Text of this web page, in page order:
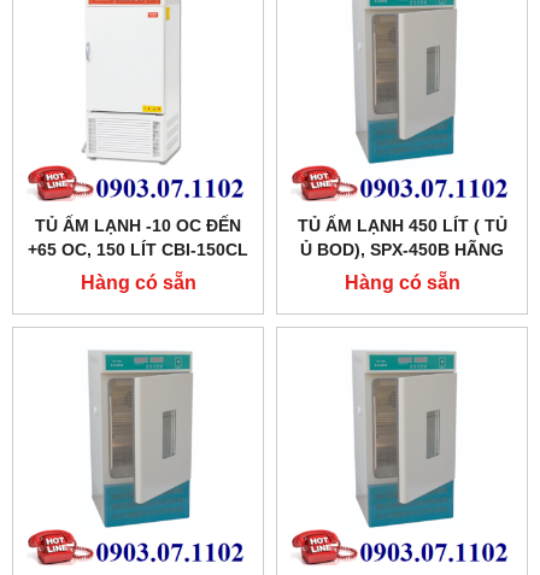
TỦ ẤM LẠNH -10 OC ĐẾN
+65 OC, 150 LÍT CBI-150CL
HÃNG TAISITELAB
Hàng có sẵn
TỦ ẤM LẠNH 450 LÍT ( TỦ
Ủ BOD), SPX-450B HÃNG
XINGCHEN SHKT
Hàng có sẵn